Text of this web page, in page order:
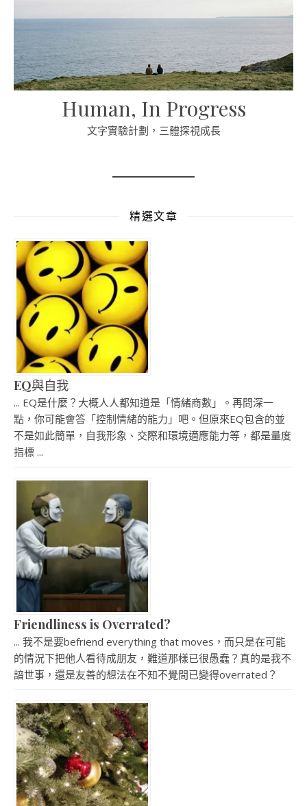
Human, In Progress
文字實驗計劃，三體探視成長
精選文章
EQ與自我
... EQ是什麼？大概人人都知道是「情緒商數」。再問深一
點，你可能會答「控制情緒的能力」吧。但原來EQ包含的並
不是如此簡單，自我形象、交際和環境適應能力等，都是量度
指標 ...
Friendliness is Overrated?
... 我不是要befriend everything that moves，而只是在可能
的情況下把他人看待成朋友，難道那樣已很愚蠢？真的是我不
諳世事，還是友善的想法在不知不覺間已變得overrated？